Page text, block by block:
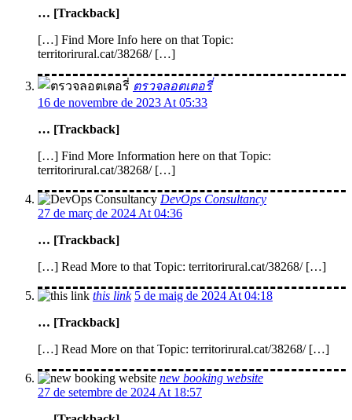
… [Trackback]
[…] Find More Info here on that Topic:
territorirural.cat/38268/ […]
ตรวจลอตเตอรี่
16 de novembre de 2023 At 05:33
… [Trackback]
[…] Find More Information here on that Topic:
territorirural.cat/38268/ […]
DevOps Consultancy
27 de març de 2024 At 04:36
… [Trackback]
[…] Read More to that Topic: territorirural.cat/38268/ […]
this link 5 de maig de 2024 At 04:18
… [Trackback]
[…] Read More on that Topic: territorirural.cat/38268/ […]
new booking website
27 de setembre de 2024 At 18:57